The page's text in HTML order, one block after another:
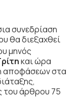
συνεδρίαση
θα διεξαχθεί
μηνός
και ώρα
αποφάσεων στα
του άρθρου 75